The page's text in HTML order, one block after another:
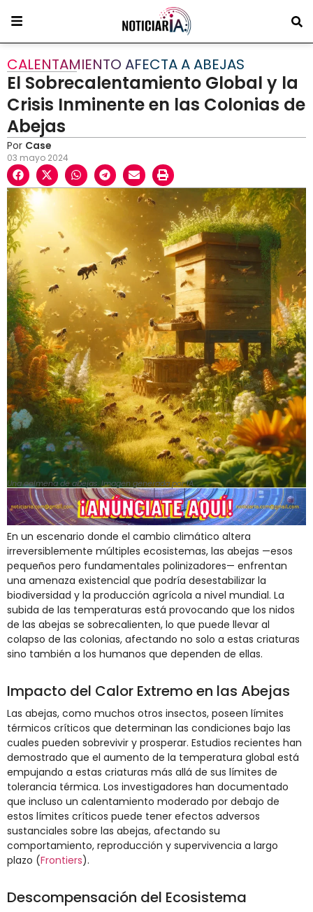
CALENTAMIENTO AFECTA A ABEJAS
El Sobrecalentamiento Global y la
Crisis Inminente en las Colonias de
Abejas
Por Case
03 mayo 2024
Una colmena de abejas. Imagen generada por IA.
En un escenario donde el cambio climático altera
irreversiblemente múltiples ecosistemas, las abejas —esos
pequeños pero fundamentales polinizadores— enfrentan
una amenaza existencial que podría desestabilizar la
biodiversidad y la producción agrícola a nivel mundial. La
subida de las temperaturas está provocando que los nidos
de las abejas se sobrecalienten, lo que puede llevar al
colapso de las colonias, afectando no solo a estas criaturas
sino también a los humanos que dependen de ellas.
Impacto del Calor Extremo en las Abejas
Las abejas, como muchos otros insectos, poseen límites
térmicos críticos que determinan las condiciones bajo las
cuales pueden sobrevivir y prosperar. Estudios recientes han
demostrado que el aumento de la temperatura global está
empujando a estas criaturas más allá de sus límites de
tolerancia térmica. Los investigadores han documentado
que incluso un calentamiento moderado por debajo de
estos límites críticos puede tener efectos adversos
sustanciales sobre las abejas, afectando su
comportamiento, reproducción y supervivencia a largo
plazo​ (Frontiers)​.
Descompensación del Ecosistema